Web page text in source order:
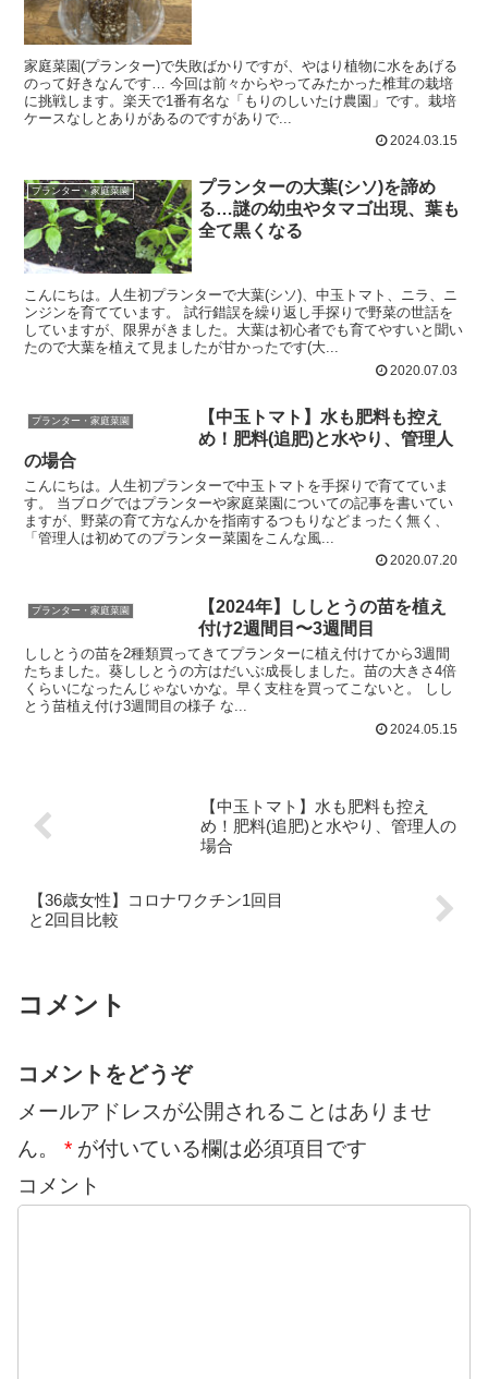
家庭菜園(プランター)で失敗ばかりですが、やはり植物に水をあげる
のって好きなんです… 今回は前々からやってみたかった椎茸の栽培
に挑戦します。楽天で1番有名な「もりのしいたけ農園」です。栽培
ケースなしとありがあるのですがありで...
2024.03.15
プランター・家庭菜園
プランターの大葉(シソ)を諦め
る…謎の幼虫やタマゴ出現、葉も
全て黒くなる
こんにちは。人生初プランターで大葉(シソ)、中玉トマト、ニラ、ニ
ンジンを育てています。 試行錯誤を繰り返し手探りで野菜の世話を
していますが、限界がきました。大葉は初心者でも育てやすいと聞い
たので大葉を植えて見ましたが甘かったです(大...
2020.07.03
プランター・家庭菜園
【中玉トマト】水も肥料も控え
め！肥料(追肥)と水やり、管理人
の場合
こんにちは。人生初プランターで中玉トマトを手探りで育てていま
す。 当ブログではプランターや家庭菜園についての記事を書いてい
ますが、野菜の育て方なんかを指南するつもりなどまったく無く、
「管理人は初めてのプランター菜園をこんな風...
2020.07.20
プランター・家庭菜園
【2024年】ししとうの苗を植え
付け2週間目〜3週間目
ししとうの苗を2種類買ってきてプランターに植え付けてから3週間
たちました。葵ししとうの方はだいぶ成長しました。苗の大きさ4倍
くらいになったんじゃないかな。早く支柱を買ってこないと。 しし
とう苗植え付け3週間目の様子 な...
2024.05.15
【中玉トマト】水も肥料も控え
め！肥料(追肥)と水やり、管理人の
場合
【36歳女性】コロナワクチン1回目
と2回目比較
コメント
コメントをどうぞ
メールアドレスが公開されることはありませ
ん。
* が付いている欄は必須項目です
コメント